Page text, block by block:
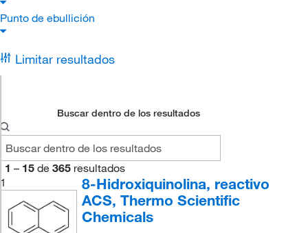
Punto de ebullición
Limitar resultados
Buscar dentro de los resultados
1 – 15 de 365 resultados
1
8-Hidroxiquinolina, reactivo
ACS, Thermo Scientific
Chemicals